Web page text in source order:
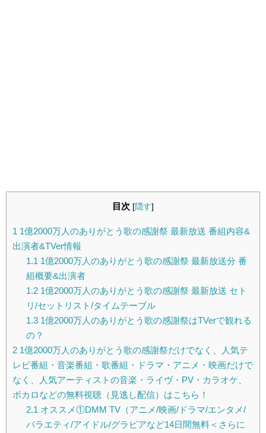
目次 [隠す]
1 1億2000万人のありがとう歌の感謝祭 最新放送 番組内容&
出演者&TVer情報
1.1 1億2000万人のありがとう歌の感謝祭 最新放送分 番
組概要&出演者
1.21億2000万人のありがとう歌の感謝祭 最新放送 セト
リ/セットリスト/タイムテーブル
1.31億2000万人のありがとう歌の感謝祭はTVerで観れる
の？
2 1億2000万人のありがとう歌の感謝祭だけでなく、人気テ
レビ番組・音楽番組・歌番組・ドラマ・アニメ・映画だけで
なく、人気アーティストの音楽・ライヴ・PV・カラオケ、
ボカロなどの無料視聴（見逃し配信）はこちら！
2.1 オススメ①DMM TV（アニメ/映画/ドラマ/エンタメ/
バラエティ/アイドル/グラビアなど14日間無料＜さらに